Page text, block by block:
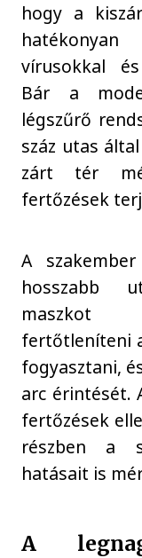
hogy a
vírusokkal
Bár a
légszűrő
száz utas
zárt tér
fertőzések
A
hosszabb
maszkot
fertőtleníteni
fogyasztani,
arc érintését.
fertőzések
részben a
hatásait is
A